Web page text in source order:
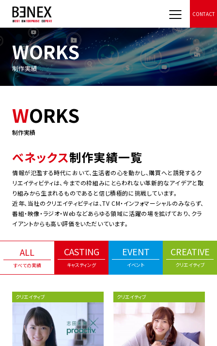
CONTACT
WORKS
制作実績
WORKS
制作実績
べネックス制作実績一覧
情報が氾濫する時代において、生活者の心を動かし、購買へと誘発するク
リエイティビティは、今までの枠組みにとらわれない革新的なアイデアと取
り組みから生まれるものであると信じ積極的に挑戦しています。
近年、当社のクリエイティビティは、TV CM・インフォマーシャルのみならず、
番組・映像・ラジオ・Webなどあらゆる領域に活躍の場を拡げており、クラ
イアントからも高い評価をいただいています。
ALL
すべての実績
CASTING
キャスティング
EVENT
イベント
CREATIVE
クリエイティブ
クリエイティブ クリエイティブ